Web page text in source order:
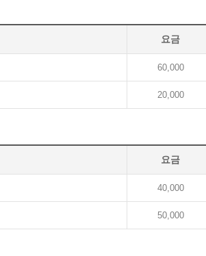
요금
60,000
20,000
요금
40,000
50,000